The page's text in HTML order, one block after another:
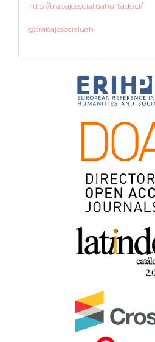
http://trabajosocial.uahurtado.cl/
@trabajosocialuah